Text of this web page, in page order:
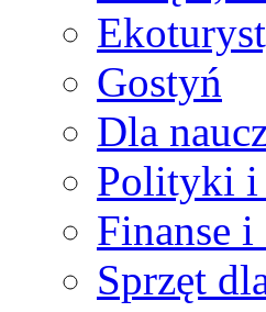
Gostyń
Dla
Polityki i
Finanse
Sprzęt